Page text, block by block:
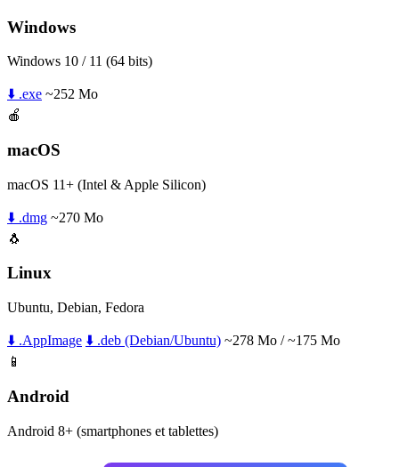
Windows
Windows 10 / 11 (64 bits)
⬇️ .exe ~252 Mo
🍎
macOS
macOS 11+ (Intel & Apple Silicon)
⬇️ .dmg ~270 Mo
🐧
Linux
Ubuntu, Debian, Fedora
⬇️ .AppImage ⬇️ .deb (Debian/Ubuntu) ~278 Mo / ~175 Mo
📱
Android
Android 8+ (smartphones et tablettes)